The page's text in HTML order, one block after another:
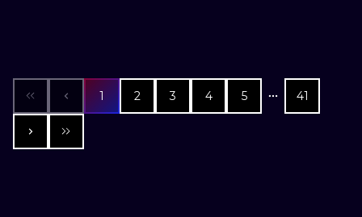
1 2 3 4 5 41